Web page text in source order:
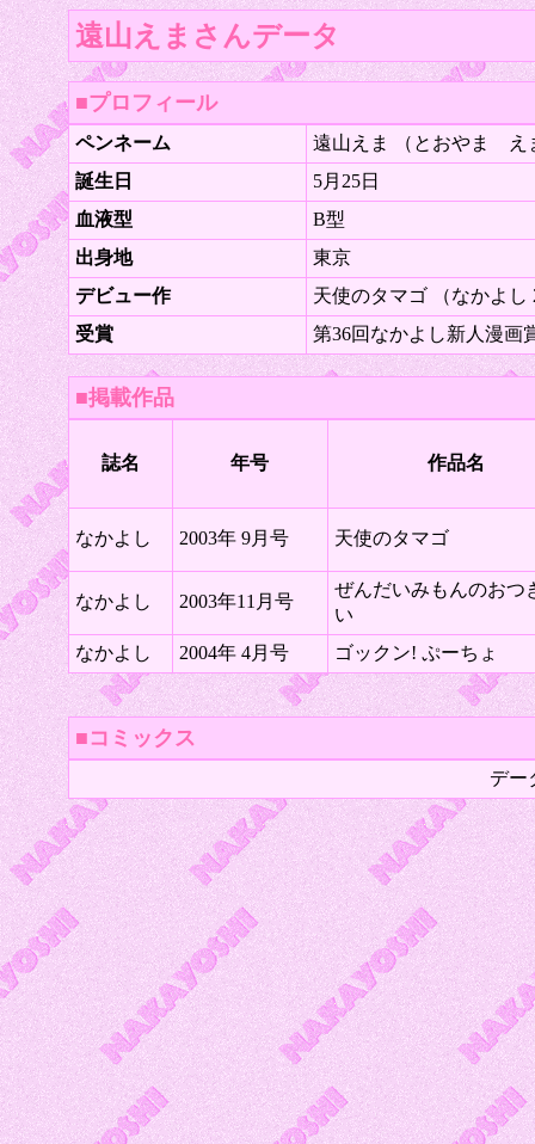
遠山えまさんデータ
■プロフィール
ペンネーム
遠山えま （とおやま え
誕生日
5月25日
血液型
B型
出身地
東京
デビュー作
天使のタマゴ （なかよし
受賞
第36回なかよし新人漫画
■掲載作品
誌名 年号 作品名
なかよし 2003年 9月号 天使のタマゴ
なかよし 2003年11月号
ぜんだいみもんのおつ
い
なかよし
2004年 4月号 ゴックン! ぷーちょ
■コミックス
デー